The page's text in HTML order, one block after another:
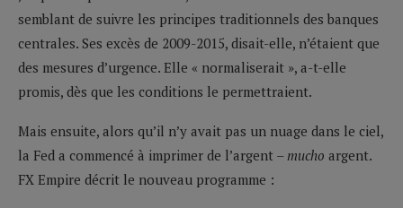
semblant de suivre les principes traditionnels des banques
centrales. Ses excès de 2009-2015, disait-elle, n’étaient que
des mesures d’urgence. Elle « normaliserait », a-t-elle
promis, dès que les conditions le permettraient.
Mais ensuite, alors qu’il n’y avait pas un nuage dans le ciel,
la Fed a commencé à imprimer de l’argent – mucho argent.
FX Empire décrit le nouveau programme :